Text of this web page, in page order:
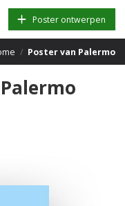
Poster ontwerpen
/ Poster van Palermo